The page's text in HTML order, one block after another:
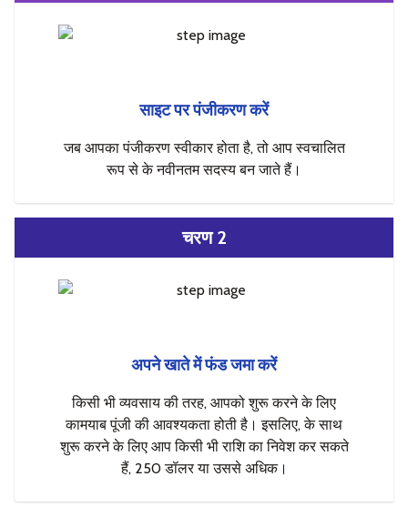
साइट पर पंजीकरण करें
जब आपका पंजीकरण स्वीकार होता है, तो आप स्वचालित
रूप से के नवीनतम सदस्य बन जाते हैं।
चरण 2
अपने खाते में फंड जमा करें
किसी भी व्यवसाय की तरह, आपको शुरू करने के लिए
कामयाब पूंजी की आवश्यकता होती है। इसलिए, के साथ
शुरू करने के लिए आप किसी भी राशि का निवेश कर सकते
हैं, 250 डॉलर या उससे अधिक।